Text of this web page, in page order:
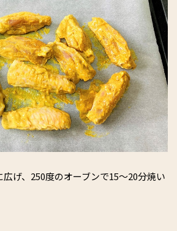
広げ、250度のオーブンで15〜20分焼い